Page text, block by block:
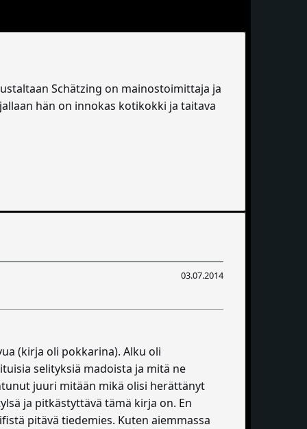
Schätzing on mainostoimittaja ja
hän on innokas kotikokki ja taitava
03.07.2014
(kirja oli pokkarina). Alku oli
selityksiä madoista ja mitä ne
juuri mitään mikä olisi herättänyt
ja pitkästyttävä tämä kirja on. En
pitävä tiedemies. Kuten aiemmassa